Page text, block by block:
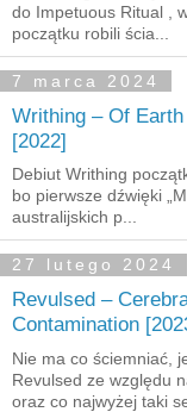
do Impetuous Ritual ,
początku robili ścia...
7 marca 2024
Writhing – Of
[2022]
Debiut Writhing
bo pierwsze dźwięki
australijskich p...
27 lutego 2024
Revulsed –
Contamination
Nie ma co ściemniać,
Revulsed ze względu
oraz co najwyżej taki